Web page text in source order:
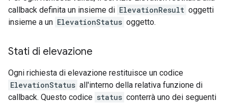
callback definita un insieme di ElevationResult oggetti
insieme a un ElevationStatus oggetto.
Stati di elevazione
Ogni richiesta di elevazione restituisce un codice
ElevationStatus all'interno della relativa funzione di
callback. Questo codice status conterrà uno dei seguenti